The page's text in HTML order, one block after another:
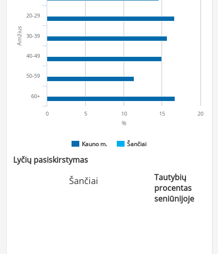
Amžius
%
Kauno m. Šančiai
20-29
30-39
40-49
50-59
60+
0 5 10 15 20
Lyčių pasiskirstymas
Šančiai
Tautybių
procentas
seniūnijoje